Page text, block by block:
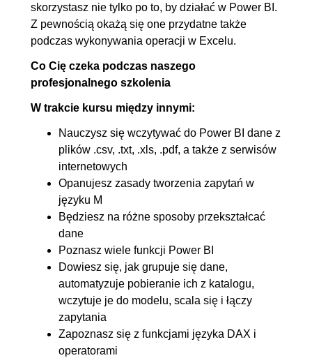
7. Scalanie i dołączanie zapytań 00:21:15
7.1. Scalanie zapytań
7.2. Dołączanie zapytań
8. Załadowanie danych do modelu
8.1. Załadowanie danych do
modelu
9. Relacje
9.1. Tworzenie relacji, rodzaje
tabel i kierunek filtrowania
00:15:17
9.2. Unpivot2
10. Kolumny obliczeniowe
10.1. Funkcja Format
00:08:36
10.2. Funkcje obliczeniowe
00:06:25
10.3. Operatory
10.4. Funkcje LEN, FIND i MID
skorzystasz nie tylko po to, by działać w Power BI.
Z pewnością okażą się one przydatne także
podczas wykonywania operacji w Excelu.
Co Cię czeka podczas naszego
profesjonalnego szkolenia
W trakcie kursu między innymi:
Nauczysz się wczytywać do Power BI dane z
plików .csv, .txt, .xls, .pdf, a także z serwisów
internetowych
Opanujesz zasady tworzenia zapytań w
języku M
Będziesz na różne sposoby przekształcać
dane
Poznasz wiele funkcji Power BI
Dowiesz się, jak grupuje się dane,
automatyzuje pobieranie ich z katalogu,
wczytuje je do modelu, scala się i łączy
zapytania
Zapoznasz się z funkcjami języka DAX i
operatorami